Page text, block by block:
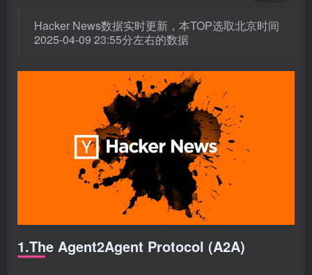
Hacker News数据实时更新，本TOP选取北京时间
2025-04-09 23:55分左右的数据
1.The Agent2Agent Protocol (A2A)